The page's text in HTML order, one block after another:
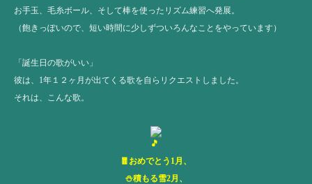
お手玉、毛糸ボール、そして棒を使ったリズム練習へ発展。
（飽きっぽいので、短い時間に少しずついろんなことをやっています）
「誕生日の歌がいい」
彼は、1年１２ヶ月が出てくる歌を自らリクエストしました。
それは、こんな歌。
🧧おめでとう1月、
⛄️積もる雪2月、